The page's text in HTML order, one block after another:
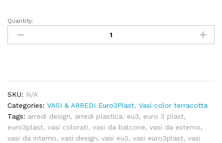
Vaso
ANGELI
quantity
Quantity:
SKU: N/A
Categories: VASI & ARREDI Euro3Plast, Vasi color terracotta
Tags: arredi design, arredi plastica, eu3, euro 3 plast,
euro3plast, vasi colorati, vasi da balcone, vasi da esterno,
vasi da interno, vasi design, vasi eu3, vasi euro3plast, vasi